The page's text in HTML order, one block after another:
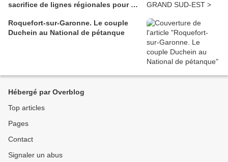
sacrifice de lignes régionales pour 50
Roquefort-sur-Garonne. Le couple
Duchein au National de pétanque
Hébergé par Overblog
Top articles
Pages
Contact
Signaler un abus